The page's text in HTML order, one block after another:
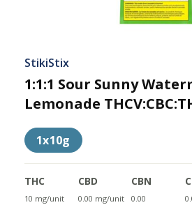
StikiStix
1:1:1 Sour Sunny
Lemonade
1x10g
THC
10 mg/unit
CBD
0.00 mg/unit
CBN
0.00